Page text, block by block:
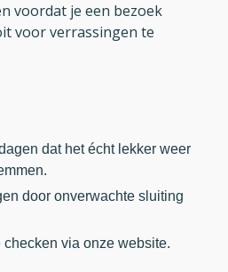
voordat je een bezoek
voor verrassingen te
dat het écht lekker weer
door onverwachte sluiting
checken via onze website.